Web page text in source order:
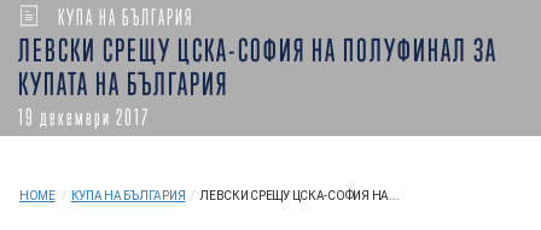
КУПА НА БЪЛГАРИЯ
ЛЕВСКИ СРЕЩУ ЦСКА-СОФИЯ НА ПОЛУФИНАЛ ЗА
КУПАТА НА БЪЛГАРИЯ
19 декември 2017
HOME / КУПА НА БЪЛГАРИЯ / ЛЕВСКИ СРЕЩУ ЦСКА-СОФИЯ НА...